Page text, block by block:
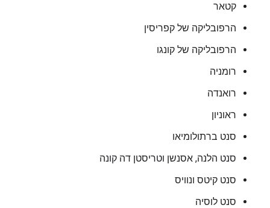
קטאר
הרפובליקה של קפריסין
הרפובליקה של קונגו
רומניה
רואנדה
ראוניון
סנט ברתולומיאו
סנט הלנה, אסנשן וטריסטן דה קונה
סנט קיטס ונוויס
סנט לוסיה